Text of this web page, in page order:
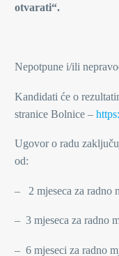
otvarati“.
Nepotpune i/ili
Kandidati će o
stranice Bolnice –
Ugovor o radu
od:
– 2 mjeseca za radno
– 3 mjeseca za radno
– 6 mjeseci za radno